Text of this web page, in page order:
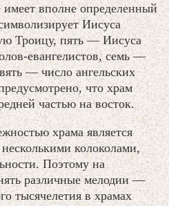
вполне определенный
Иисуса
Троицу, пять — Иисуса
евангелистов, семь —
— число ангельских
что храм
частью на восток.
храма является
колоколами,
Поэтому на
различные мелодии —
тысячелетия в храмах